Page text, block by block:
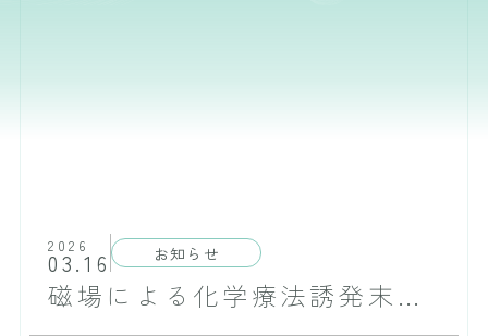
2026
03.16 お知らせ
磁場による化学療法誘発末梢神経障害（CIPN）の疼痛緩和に関する論文が掲載されました